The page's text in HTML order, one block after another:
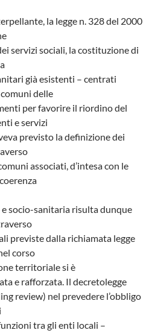
la legge n. 328 del 2000
servizi sociali, la costituzione di
già esistenti – centrati
delle
per favorire il riordino del
e servizi
previsto la definizione dei
associati, d’intesa con le
socio-sanitaria risulta dunque
previste dalla richiamata legge
corso
territoriale si è
e rafforzata. Il decretolegge
review) nel prevedere l’obbligo
tra gli enti locali –